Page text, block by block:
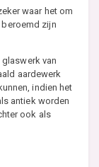
waar het om
zijn
van
aardewerk
indien het
antiek worden
ook als